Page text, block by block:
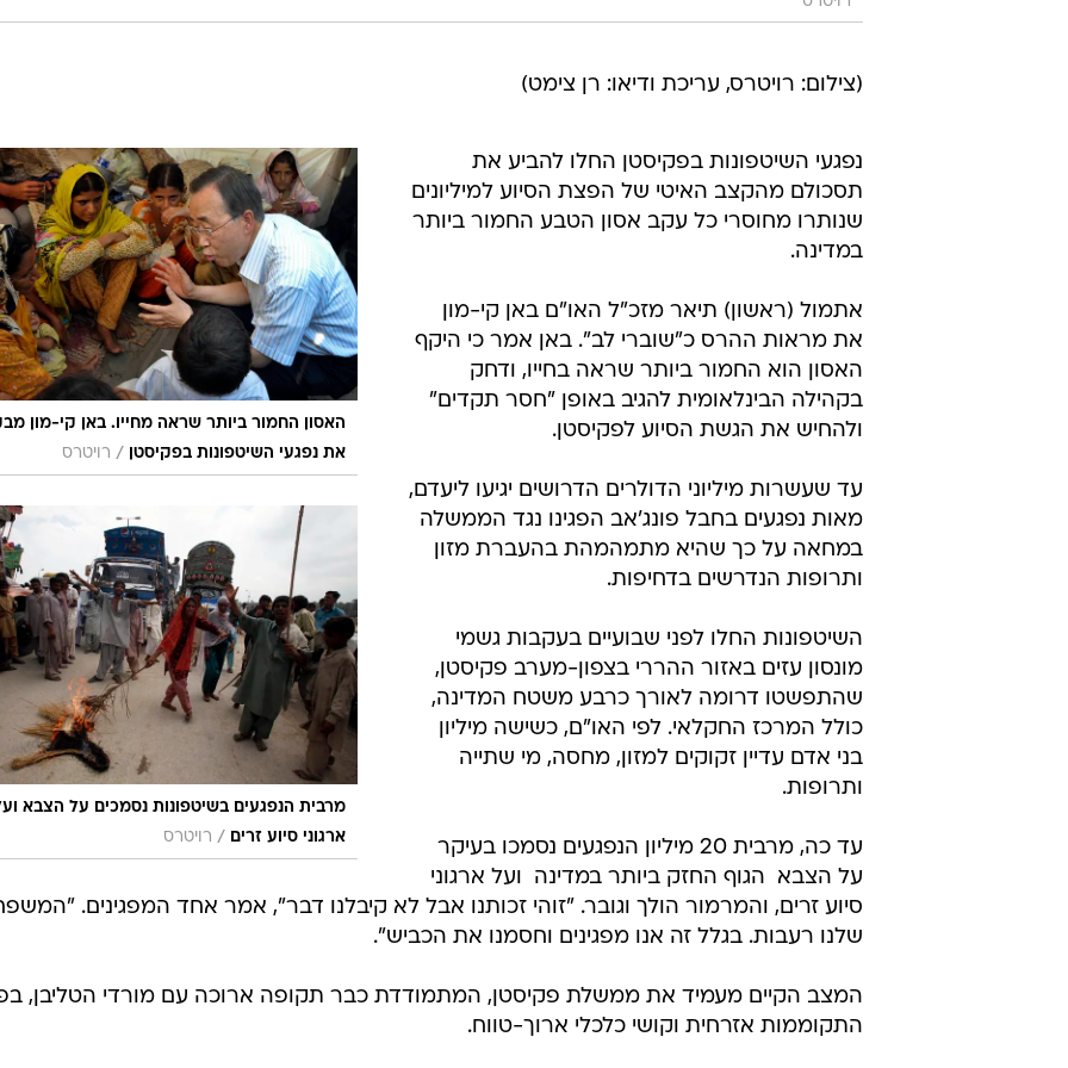
(צילום: רויטרס, עריכת ודיאו: רן צימט)
האסון החמור ביותר שראה מחייו. באן קי-מון
את נפגעי השיטפונות בפקיסטן
/ רויטרס
מרבית הנפגעים בשיטפונות נסמכים על הצבא
ארגוני סיוע זרים
/ רויטרס
נפגעי השיטפונות בפקיסטן החלו להביע את
תסכולם מהקצב האיטי של הפצת הסיוע למיליונים
שנותרו מחוסרי כל עקב אסון הטבע החמור ביותר
במדינה.
אתמול (ראשון) תיאר מזכ"ל האו"ם באן קי-מון
את מראות ההרס כ"שוברי לב". באן אמר כי היקף
האסון הוא החמור ביותר שראה בחייו, ודחק
בקהילה הבינלאומית להגיב באופן "חסר תקדים"
ולהחיש את הגשת הסיוע לפקיסטן.
עד שעשרות מיליוני הדולרים הדרושים יגיעו ליעדם,
מאות נפגעים בחבל פונג'אב הפגינו נגד הממשלה
במחאה על כך שהיא מתמהמהת בהעברת מזון
ותרופות הנדרשים בדחיפות.
השיטפונות החלו לפני שבועיים בעקבות גשמי
מונסון עזים באזור ההררי בצפון-מערב פקיסטן,
שהתפשטו דרומה לאורך כרבע משטח המדינה,
כולל המרכז החקלאי. לפי האו"ם, כשישה מיליון
בני אדם עדיין זקוקים למזון, מחסה, מי שתייה
ותרופות.
עד כה, מרבית 20 מיליון הנפגעים נסמכו בעיקר
על הצבא  הגוף החזק ביותר במדינה  ועל ארגוני
סיוע זרים, והמרמור הולך וגובר. "זוהי זכותנו אבל לא קיבלנו דבר", אמר אחד המפגינים.
שלנו רעבות. בגלל זה אנו מפגינים וחסמנו את הכביש".
המצב הקיים מעמיד את ממשלת פקיסטן, המתמודדת כבר תקופה ארוכה עם מורדי הטליבן,
התקוממות אזרחית וקושי כלכלי ארוך-טווח.